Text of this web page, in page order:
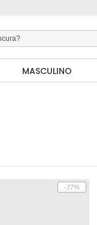
MASCULINO
-27%